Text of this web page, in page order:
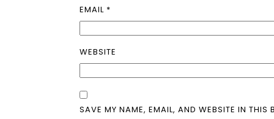
EMAIL *
WEBSITE
SAVE MY NAME, EMAIL, AND WEBSITE IN THIS